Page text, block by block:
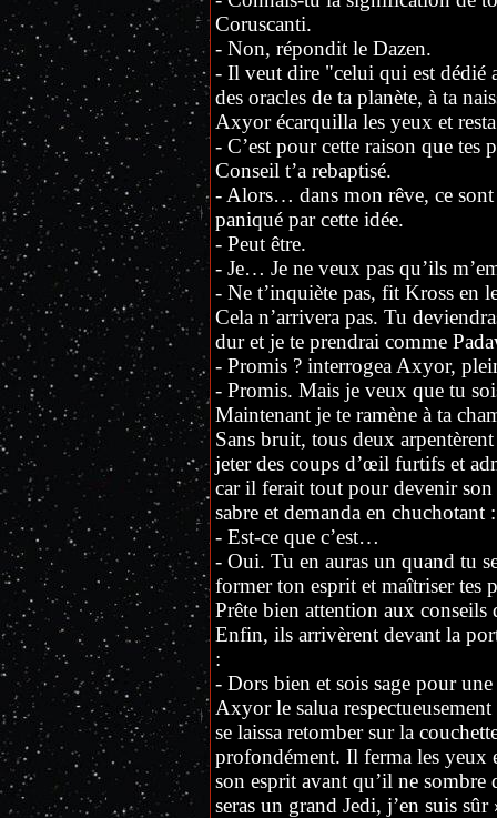
Coruscanti.
- Non, répondit le Dazen.
- Il veut dire "celui qui est dédié
des oracles de ta planète, à ta
Axyor écarquilla les yeux et
- C’est pour cette raison que tes
Conseil t’a rebaptisé.
- Alors… dans mon rêve, ce sont
paniqué par cette idée.
- Peut être.
- Je… Je ne veux pas qu’ils
- Ne t’inquiète pas, fit Kross en
Cela n’arrivera pas. Tu
dur et je te prendrai comme
- Promis ? interrogea Axyor,
- Promis. Mais je veux que tu
Maintenant je te ramène à ta
Sans bruit, tous deux
jeter des coups d’œil furtifs et
car il ferait tout pour devenir
sabre et demanda en chuchotant :
- Est-ce que c’est…
- Oui. Tu en auras un quand tu
former ton esprit et maîtriser tes
Prête bien attention aux conseils
Enfin, ils arrivèrent devant la
:
- Dors bien et sois sage pour
Axyor le salua
se laissa retomber sur la
profondément. Il ferma les yeux
son esprit avant qu’il ne
seras un grand Jedi, j’en suis sûr